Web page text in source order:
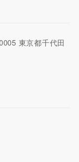
東京都千代田